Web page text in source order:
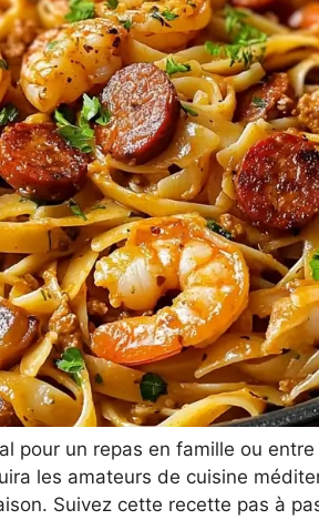
pour un repas en famille ou entre
les amateurs de cuisine
Suivez cette recette pas à